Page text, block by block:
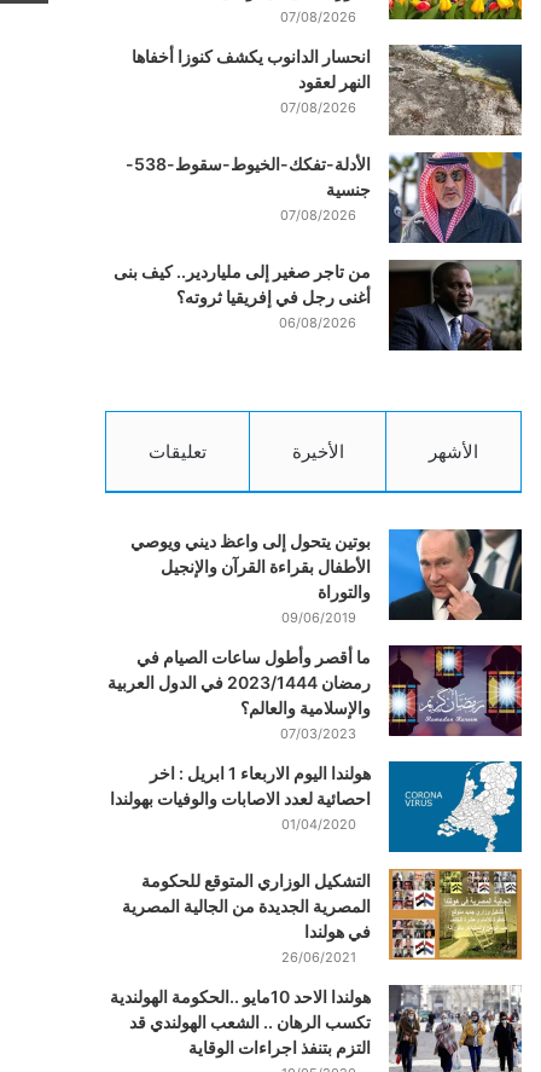
07/08/2026
انحسار الدانوب يكشف كنوزا أخفاها
النهر لعقود
07/08/2026
الأدلة-تفكك-الخيوط-سقوط-538-
جنسية
07/08/2026
من تاجر صغير إلى ملياردير.. كيف بنى
أغنى رجل في إفريقيا ثروته؟
06/08/2026
الأشهر الأخيرة تعليقات
بوتين يتحول إلى واعظ ديني ويوصي
الأطفال بقراءة القرآن والإنجيل
والتوراة
09/06/2019
ما أقصر وأطول ساعات الصيام في
رمضان 2023/1444 في الدول العربية
والإسلامية والعالم؟
07/03/2023
هولندا اليوم الاربعاء 1 ابريل : اخر
احصائية لعدد الاصابات والوفيات بهولندا
01/04/2020
التشكيل الوزاري المتوقع للحكومة
المصرية الجديدة من الجالية المصرية
في هولندا
26/06/2021
هولندا الاحد 10مايو ..الحكومة الهولندية
تكسب الرهان .. الشعب الهولندي قد
التزم بتنفذ اجراءات الوقاية